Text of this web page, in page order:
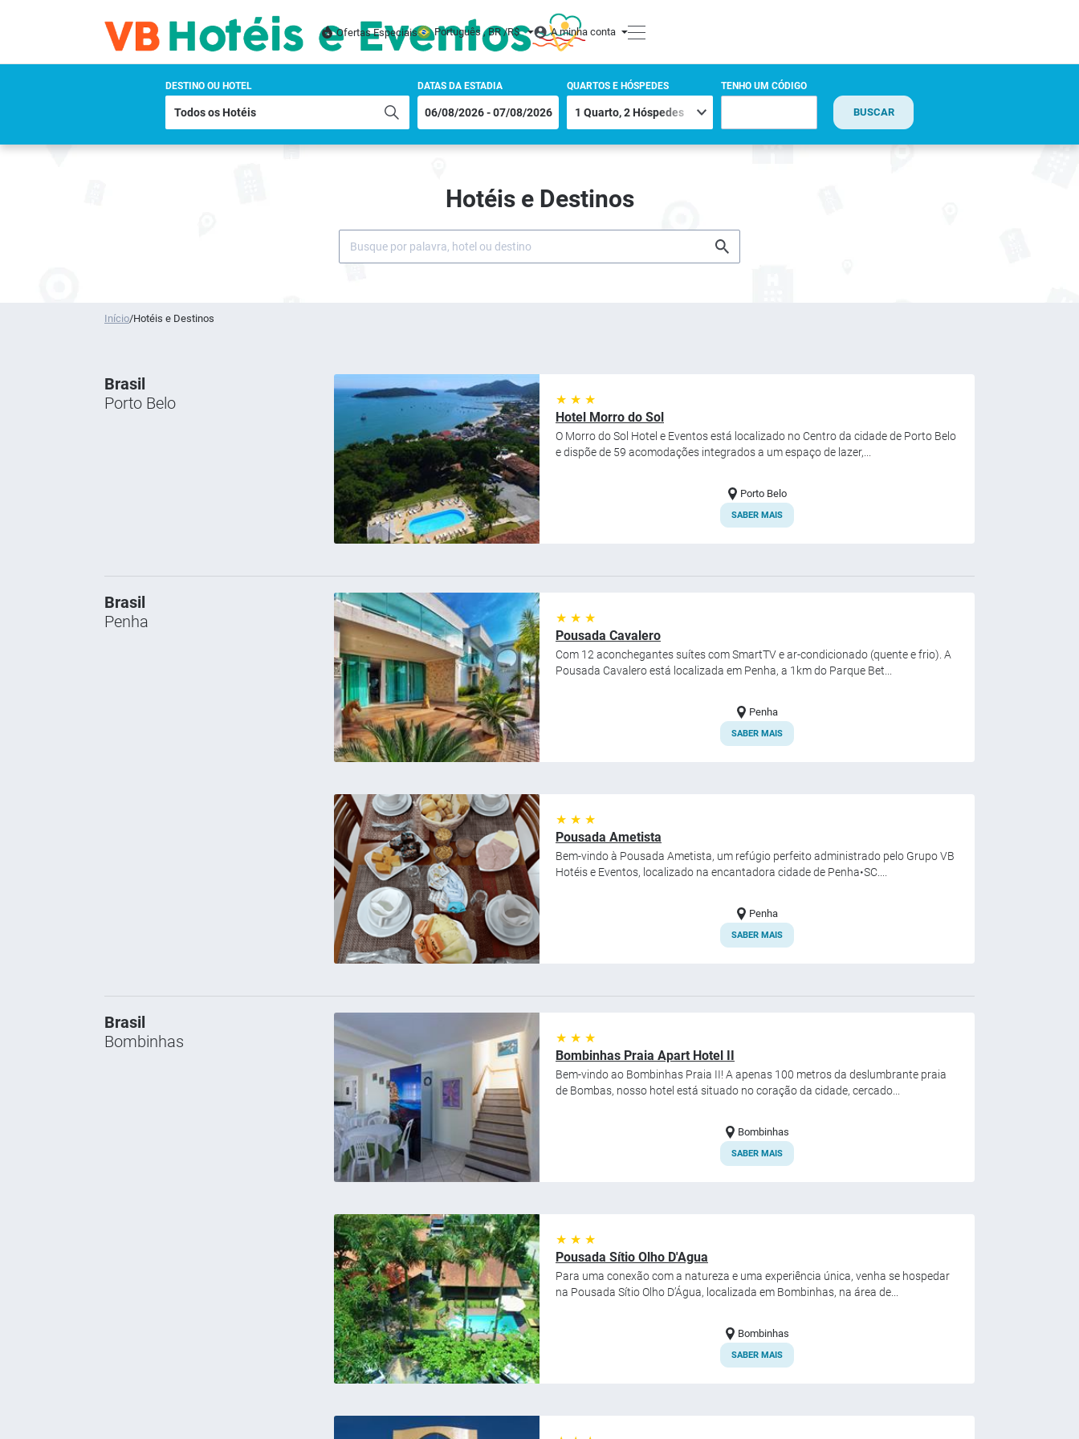
Ofertas Especiais Português , BR /R$ A minha conta
DESTINO OU HOTEL DATAS DA ESTADIA QUARTOS E HÓSPEDES TENHO UM CÓDIGO
BUSCAR
Hotéis e Destinos
Início/Hotéis e Destinos
Brasil
Porto Belo
★ ★ ★
Hotel Morro do Sol
O Morro do Sol Hotel e Eventos está localizado no Centro da cidade de Porto Belo
e dispõe de 59 acomodações integrados a um espaço de lazer,...
Porto Belo
SABER MAIS
Brasil
Penha
★ ★ ★
Pousada Cavalero
Com 12 aconchegantes suítes com SmartTV e ar-condicionado (quente e frio). A
Pousada Cavalero está localizada em Penha, a 1km do Parque Bet...
Penha
SABER MAIS
★ ★ ★
Pousada Ametista
Bem-vindo à Pousada Ametista, um refúgio perfeito administrado pelo Grupo VB
Hotéis e Eventos, localizado na encantadora cidade de Penha•SC....
Penha
SABER MAIS
Brasil
Bombinhas
★ ★ ★
Bombinhas Praia Apart Hotel II
Bem-vindo ao Bombinhas Praia II! A apenas 100 metros da deslumbrante praia
de Bombas, nosso hotel está situado no coração da cidade, cercado...
Bombinhas
SABER MAIS
★ ★ ★
Pousada Sítio Olho D'Agua
Para uma conexão com a natureza e uma experiência única, venha se hospedar
na Pousada Sítio Olho D’Água, localizada em Bombinhas, na área de...
Bombinhas
SABER MAIS